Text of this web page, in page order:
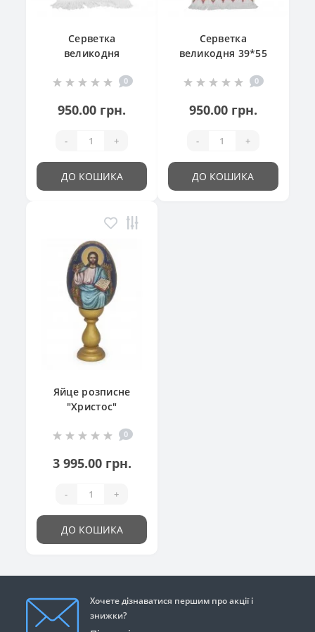
Серветка
великодня
кошик"
0
950.00 грн.
- +
ДО КОШИКА
Серветка
великодня 39*55
0
950.00 грн.
- +
ДО КОШИКА
Яйце розписне
"Христос"
0
3 995.00 грн.
- +
ДО КОШИКА
Хочете дізнаватися першим про акції і
знижки?